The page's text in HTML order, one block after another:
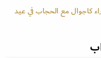
كاجوال مع الحجاب في عيد